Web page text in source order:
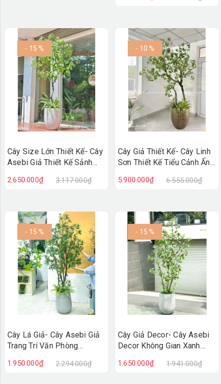
- 15 %
Cây Size Lớn Thiết Kế- Cây
Asebi Giả Thiết Kế Sảnh
Ấn Tượng (200cm)-CC1188
2.650.000₫ 3.117.000₫
- 10 %
Cây Giả Thiết Kế- Cây Linh
Sơn Thiết Kế Tiểu Cảnh Ấn
5.900.000₫ 6.555.000₫
- 15 %
Cây Lá Giả- Cây Asebi Giả
Trang Trí Văn Phòng
1.950.000₫ 2.294.000₫
- 15 %
Cây Giả Decor- Cây Asebi
Decor Không Gian Xanh
1.650.000₫ 1.941.000₫